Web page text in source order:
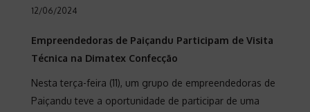
12/06/2024
Empreendedoras de Paiçandu Participam de Visita
Técnica na Dimatex Confecção
Nesta terça-feira (11), um grupo de empreendedoras de
Paiçandu teve a oportunidade de participar de uma